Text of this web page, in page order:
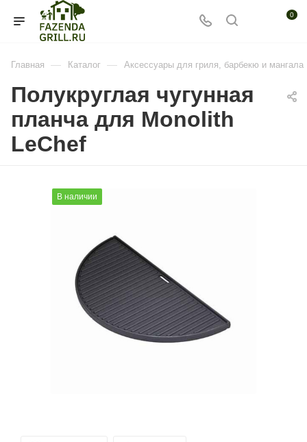
0
Главная — Каталог — Аксессуары для гриля, барбекю и мангала
Полукруглая чугунная
планча для Monolith
LeChef
В наличии